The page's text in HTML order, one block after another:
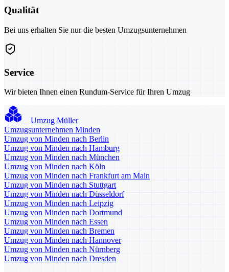
Qualität
Bei uns erhalten Sie nur die besten Umzugsunternehmen
Service
Wir bieten Ihnen einen Rundum-Service für Ihren Umzug
Umzug Müller
Umzugsunternehmen Minden
Umzug von Minden nach Berlin
Umzug von Minden nach Hamburg
Umzug von Minden nach München
Umzug von Minden nach Köln
Umzug von Minden nach Frankfurt am Main
Umzug von Minden nach Stuttgart
Umzug von Minden nach Düsseldorf
Umzug von Minden nach Leipzig
Umzug von Minden nach Dortmund
Umzug von Minden nach Essen
Umzug von Minden nach Bremen
Umzug von Minden nach Hannover
Umzug von Minden nach Nürnberg
Umzug von Minden nach Dresden